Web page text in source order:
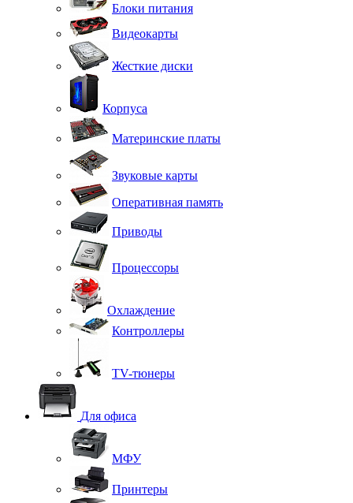
Блоки питания
Видеокарты
Жесткие диски
Корпуса
Материнские платы
Звуковые карты
Оперативная память
Приводы
Процессоры
Охлаждение
Контроллеры
TV-тюнеры
Для офиса
МФУ
Принтеры